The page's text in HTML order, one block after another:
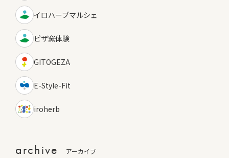
イロハーブマルシェ
ピザ窯体験
GITOGEZA
E-Style-Fit
iroherb
archive アーカイブ